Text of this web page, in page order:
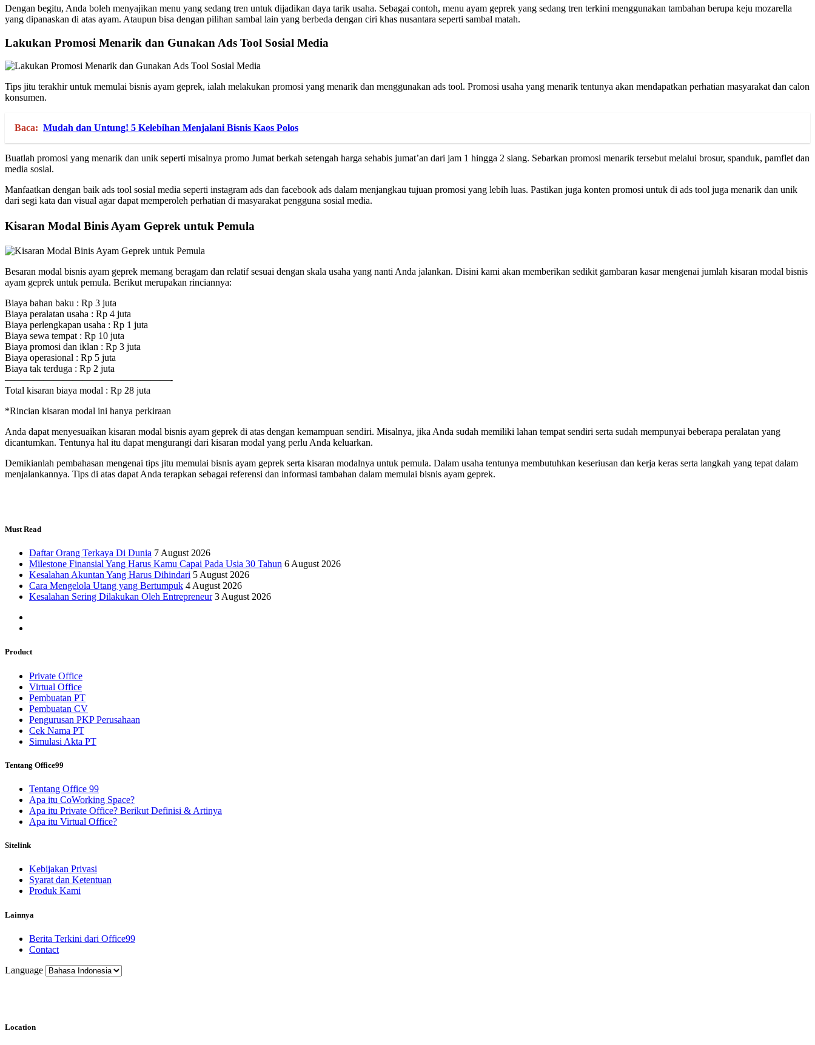
Dengan begitu, Anda boleh menyajikan menu yang sedang tren untuk dijadikan daya tarik usaha. Sebagai contoh, menu ayam geprek yang sedang tren terkini menggunakan tambahan berupa keju mozarella
yang dipanaskan di atas ayam. Ataupun bisa dengan pilihan sambal lain yang berbeda dengan ciri khas nusantara seperti sambal matah.
Lakukan Promosi Menarik dan Gunakan Ads Tool Sosial Media
Tips jitu terakhir untuk memulai bisnis ayam geprek, ialah melakukan promosi yang menarik dan menggunakan ads tool. Promosi usaha yang menarik tentunya akan mendapatkan perhatian masyarakat dan calon
konsumen.
Baca: Mudah dan Untung! 5 Kelebihan Menjalani Bisnis Kaos Polos
Buatlah promosi yang menarik dan unik seperti misalnya promo Jumat berkah setengah harga sehabis jumat’an dari jam 1 hingga 2 siang. Sebarkan promosi menarik tersebut melalui brosur, spanduk, pamflet dan
media sosial.
Manfaatkan dengan baik ads tool sosial media seperti instagram ads dan facebook ads dalam menjangkau tujuan promosi yang lebih luas. Pastikan juga konten promosi untuk di ads tool juga menarik dan unik
dari segi kata dan visual agar dapat memperoleh perhatian di masyarakat pengguna sosial media.
Kisaran Modal Binis Ayam Geprek untuk Pemula
Besaran modal bisnis ayam geprek memang beragam dan relatif sesuai dengan skala usaha yang nanti Anda jalankan. Disini kami akan memberikan sedikit gambaran kasar mengenai jumlah kisaran modal bisnis
ayam geprek untuk pemula. Berikut merupakan rinciannya:
Biaya bahan baku : Rp 3 juta
Biaya peralatan usaha : Rp 4 juta
Biaya perlengkapan usaha : Rp 1 juta
Biaya sewa tempat : Rp 10 juta
Biaya promosi dan iklan : Rp 3 juta
Biaya operasional : Rp 5 juta
Biaya tak terduga : Rp 2 juta
—————————————————-
Total kisaran biaya modal : Rp 28 juta
*Rincian kisaran modal ini hanya perkiraan
Anda dapat menyesuaikan kisaran modal bisnis ayam geprek di atas dengan kemampuan sendiri. Misalnya, jika Anda sudah memiliki lahan tempat sendiri serta sudah mempunyai beberapa peralatan yang
dicantumkan. Tentunya hal itu dapat mengurangi dari kisaran modal yang perlu Anda keluarkan.
Demikianlah pembahasan mengenai tips jitu memulai bisnis ayam geprek serta kisaran modalnya untuk pemula. Dalam usaha tentunya membutuhkan keseriusan dan kerja keras serta langkah yang tepat dalam
menjalankannya. Tips di atas dapat Anda terapkan sebagai referensi dan informasi tambahan dalam memulai bisnis ayam geprek.
Must Read
Daftar Orang Terkaya Di Dunia 7 August 2026
Milestone Finansial Yang Harus Kamu Capai Pada Usia 30 Tahun 6 August 2026
Kesalahan Akuntan Yang Harus Dihindari 5 August 2026
Cara Mengelola Utang yang Bertumpuk 4 August 2026
Kesalahan Sering Dilakukan Oleh Entrepreneur 3 August 2026
Product
Private Office
Virtual Office
Pembuatan PT
Pembuatan CV
Pengurusan PKP Perusahaan
Cek Nama PT
Simulasi Akta PT
Tentang Office99
Tentang Office 99
Apa itu CoWorking Space?
Apa itu Private Office? Berikut Definisi & Artinya
Apa itu Virtual Office?
Sitelink
Kebijakan Privasi
Syarat dan Ketentuan
Produk Kami
Lainnya
Berita Terkini dari Office99
Contact
Language
Location